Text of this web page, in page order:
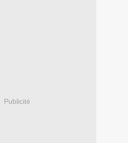
Publicité